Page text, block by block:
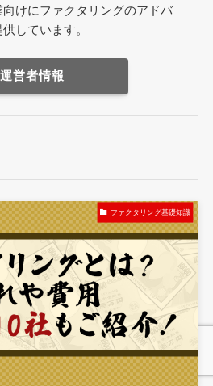
けにファクタリングのアドバ
しています。
運営者情報
ファクタリング基礎知識